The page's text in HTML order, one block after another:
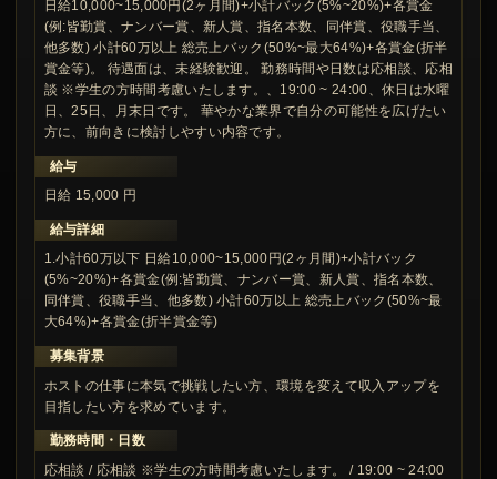
日給10,000~15,000円(2ヶ月間)+小計バック(5%~20%)+各賞金
(例:皆勤賞、ナンバー賞、新人賞、指名本数、同伴賞、役職手当、
他多数) 小計60万以上 総売上バック(50%~最大64%)+各賞金(折半
賞金等)。 待遇面は、未経験歓迎。 勤務時間や日数は応相談、応相
談 ※学生の方時間考慮いたします。、19:00 ~ 24:00、休日は水曜
日、25日、月末日です。 華やかな業界で自分の可能性を広げたい
方に、前向きに検討しやすい内容です。
給与
日給 15,000 円
給与詳細
1.小計60万以下 日給10,000~15,000円(2ヶ月間)+小計バック
(5%~20%)+各賞金(例:皆勤賞、ナンバー賞、新人賞、指名本数、
同伴賞、役職手当、他多数) 小計60万以上 総売上バック(50%~最
大64%)+各賞金(折半賞金等)
募集背景
ホストの仕事に本気で挑戦したい方、環境を変えて収入アップを
目指したい方を求めています。
勤務時間・日数
応相談 / 応相談 ※学生の方時間考慮いたします。 / 19:00 ~ 24:00